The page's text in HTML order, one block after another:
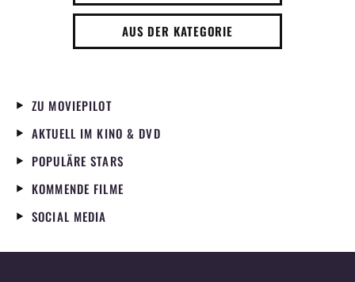
AUS DER KATEGORIE
ZU MOVIEPILOT
AKTUELL IM KINO & DVD
POPULÄRE STARS
KOMMENDE FILME
SOCIAL MEDIA